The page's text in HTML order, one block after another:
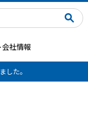
会社情報
した。